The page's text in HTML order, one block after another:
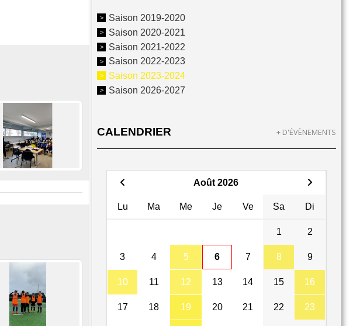
Saison 2019-2020
Saison 2020-2021
Saison 2021-2022
Saison 2022-2023
Saison 2023-2024
Saison 2026-2027
CALENDRIER
Août 2026
Lu Ma Me Je Ve Sa Di
1 2
3 4 5 6 7 8 9
10 11 12 13 14 15 16
17 18 19 20 21 22 23
+ D'ÉVÈNEMENTS